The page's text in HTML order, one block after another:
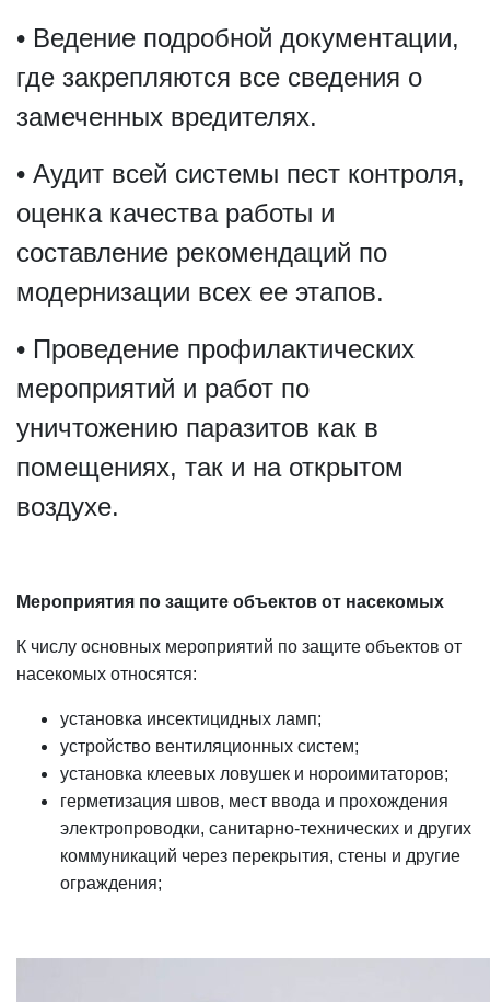
• Ведение подробной документации,
где закрепляются все сведения о
замеченных вредителях.
• Аудит всей системы пест контроля,
оценка качества работы и
составление рекомендаций по
модернизации всех ее этапов.
• Проведение профилактических
мероприятий и работ по
уничтожению паразитов как в
помещениях, так и на открытом
воздухе.
Мероприятия по защите объектов от насекомых
К числу основных мероприятий по защите объектов от
насекомых относятся:
установка инсектицидных ламп;
устройство вентиляционных систем;
установка клеевых ловушек и нороимитаторов;
герметизация швов, мест ввода и прохождения
электропроводки, санитарно-технических и других
коммуникаций через перекрытия, стены и другие
ограждения;